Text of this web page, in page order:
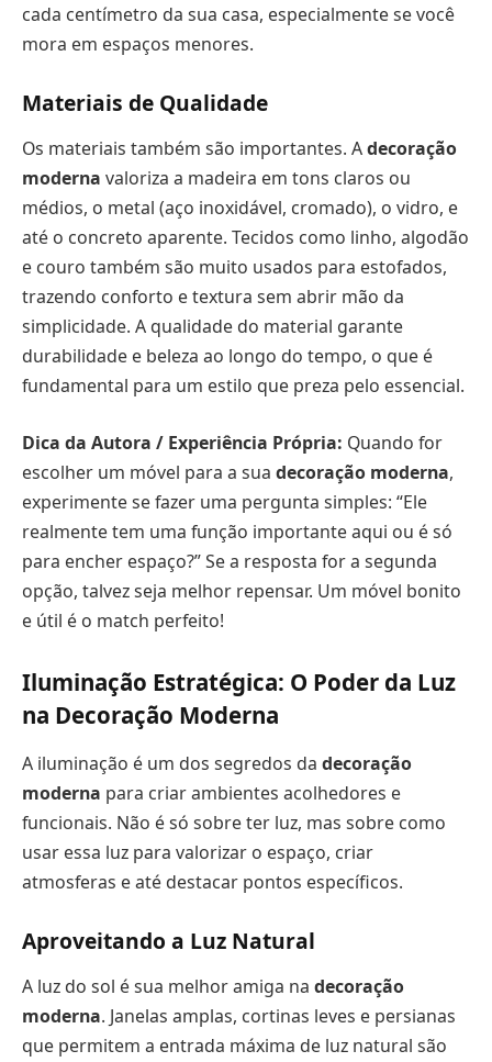
cada centímetro da sua casa, especialmente se você
mora em espaços menores.
Materiais de Qualidade
Os materiais também são importantes. Adecoração
moderna valoriza a madeira em tons claros ou
médios, o metal (aço inoxidável, cromado), o vidro, e
até o concreto aparente. Tecidos como linho, algodão
e couro também são muito usados para estofados,
trazendo conforto e textura sem abrir mão da
simplicidade. A qualidade do material garante
durabilidade e beleza ao longo do tempo, o que é
fundamental para um estilo que preza pelo essencial.
Dica da Autora / Experiência Própria: Quando for
escolher um móvel para a sua decoração moderna,
experimente se fazer uma pergunta simples: “Ele
realmente tem uma função importante aqui ou é só
para encher espaço?” Se a resposta for a segunda
opção, talvez seja melhor repensar. Um móvel bonito
e útil é o match perfeito!
Iluminação Estratégica: O Poder da Luz
na Decoração Moderna
A iluminação é um dos segredos da decoração
moderna para criar ambientes acolhedores e
funcionais. Não é só sobre ter luz, mas sobre como
usar essa luz para valorizar o espaço, criar
atmosferas e até destacar pontos específicos.
Aproveitando a Luz Natural
A luz do sol é sua melhor amiga na decoração
moderna. Janelas amplas, cortinas leves e persianas
que permitem a entrada máxima de luz natural são